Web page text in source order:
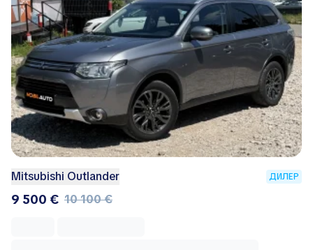
Mitsubishi Outlander ДИЛЕР
9 500 € 10 100 €